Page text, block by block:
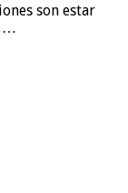
son estar
…